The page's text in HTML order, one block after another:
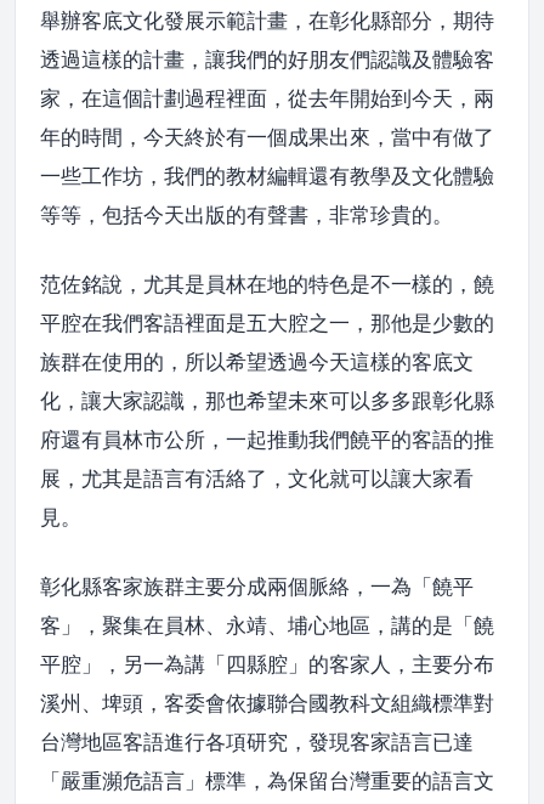
舉辦客底文化發展示範計畫，在彰化縣部分，期待
透過這樣的計畫，讓我們的好朋友們認識及體驗客
家，在這個計劃過程裡面，從去年開始到今天，兩
年的時間，今天終於有一個成果出來，當中有做了
一些工作坊，我們的教材編輯還有教學及文化體驗
等等，包括今天出版的有聲書，非常珍貴的。
范佐銘說，尤其是員林在地的特色是不一樣的，饒
平腔在我們客語裡面是五大腔之一，那他是少數的
族群在使用的，所以希望透過今天這樣的客底文
化，讓大家認識，那也希望未來可以多多跟彰化縣
府還有員林市公所，一起推動我們饒平的客語的推
展，尤其是語言有活絡了，文化就可以讓大家看
見。
彰化縣客家族群主要分成兩個脈絡，一為「饒平
客」，聚集在員林、永靖、埔心地區，講的是「饒
平腔」，另一為講「四縣腔」的客家人，主要分布
溪州、埤頭，客委會依據聯合國教科文組織標準對
台灣地區客語進行各項研究，發現客家語言已達
「嚴重瀕危語言」標準，為保留台灣重要的語言文